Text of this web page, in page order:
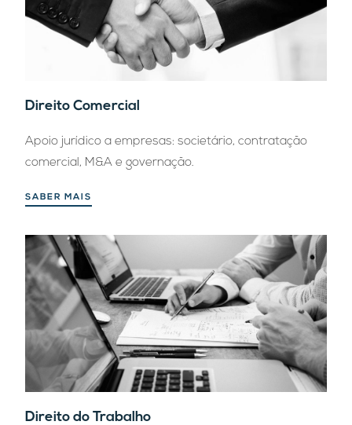
Direito Comercial
Apoio jurídico a empresas: societário, contratação
comercial, M&A e governação.
SABER MAIS
Direito do Trabalho